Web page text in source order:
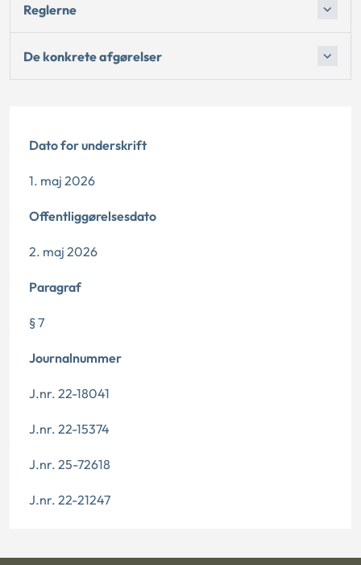
Reglerne
De konkrete afgørelser
Dato for underskrift
1. maj 2026
Offentliggørelsesdato
2. maj 2026
Paragraf
§ 7
Journalnummer
J.nr. 22-18041
J.nr. 22-15374
J.nr. 25-72618
J.nr. 22-21247